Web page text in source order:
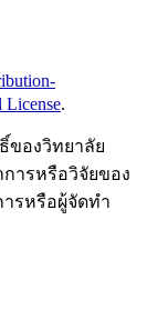
License.
ของวิทยาลัย
ารหรือวิจัยของ
รหรือผู้จัดทํา